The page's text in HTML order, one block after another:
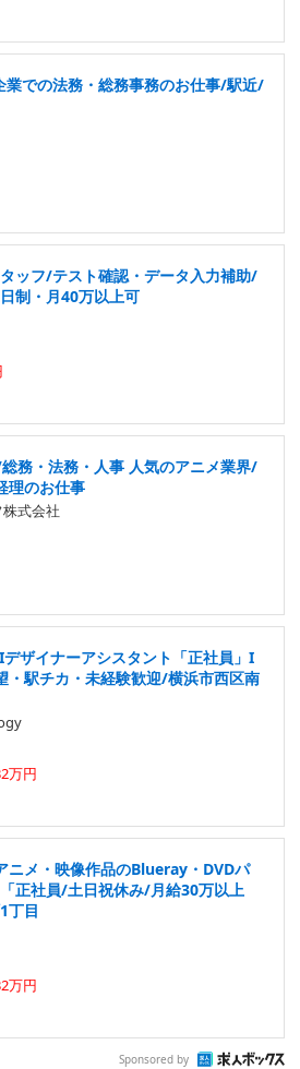
での法務・総務事務のお仕事/駅近/
ッフ/テスト確認・データ入力補助/
制・月40万以上可
務・法務・人事 人気のアニメ業界/
理のお仕事
式会社
デザイナーアシスタント「正社員」I
・駅チカ・未経験歓迎/横浜市西区南
万円
ニメ・映像作品のBlueray・DVDパ
正社員/土日祝休み/月給30万以上
丁目
万円
Sponsored by